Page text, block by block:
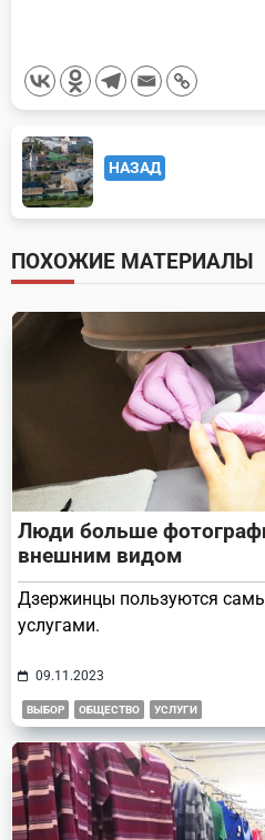
<span
class="nav-
subtitle
screen-
reader-
text">Page</span>
НАЗАД
ПОХОЖИЕ МАТЕРИАЛЫ
Люди больше
внешним видом
Дзержинцы пользуются
услугами.
09.11.2023
ВЫБОР ОБЩЕСТВО УСЛУГИ